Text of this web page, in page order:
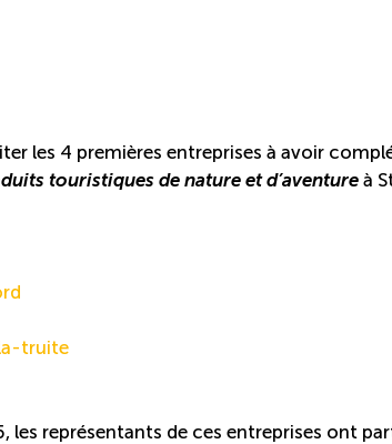
les 4 premières entreprises à avoir
touristiques de nature et d’aventure à
truite
les représentants de ces entreprises ont